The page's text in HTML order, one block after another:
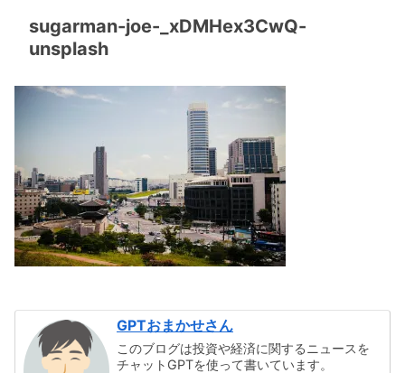
sugarman-joe-_xDMHex3CwQ-
unsplash
GPTおまかせさん
このブログは投資や経済に関するニュースを
チャットGPTを使って書いています。